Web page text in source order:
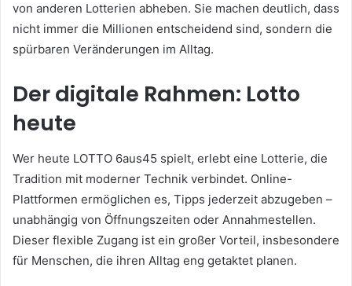
von anderen Lotterien abheben. Sie machen deutlich, dass
nicht immer die Millionen entscheidend sind, sondern die
spürbaren Veränderungen im Alltag.
Der digitale Rahmen: Lotto
heute
Wer heute LOTTO 6aus45 spielt, erlebt eine Lotterie, die
Tradition mit moderner Technik verbindet. Online-
Plattformen ermöglichen es, Tipps jederzeit abzugeben –
unabhängig von Öffnungszeiten oder Annahmestellen.
Dieser flexible Zugang ist ein großer Vorteil, insbesondere
für Menschen, die ihren Alltag eng getaktet planen.